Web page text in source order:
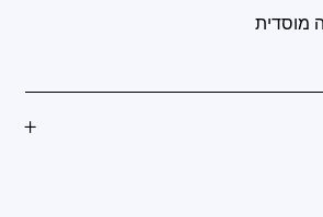
מוסדית